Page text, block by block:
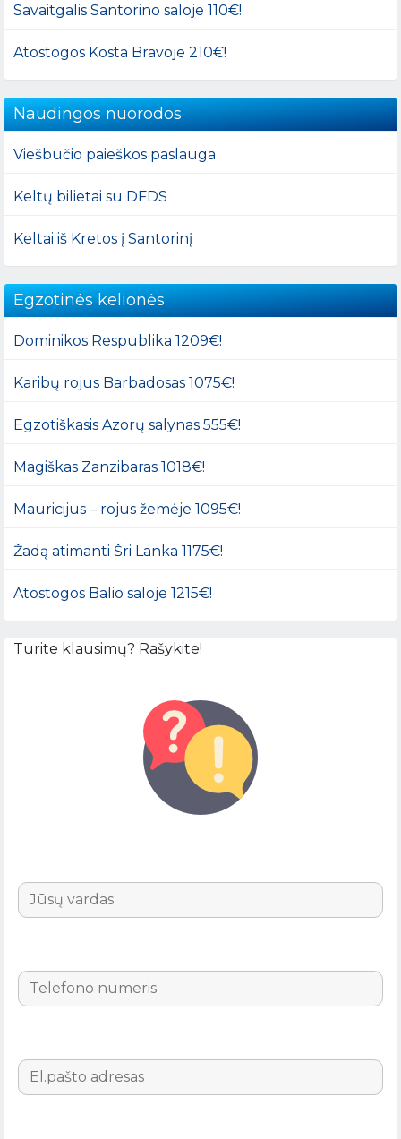
Savaitgalis Santorino saloje 110€!
Atostogos Kosta Bravoje 210€!
Naudingos nuorodos
Viešbučio paieškos paslauga
Keltų bilietai su DFDS
Keltai iš Kretos į Santorinį
Egzotinės kelionės
Dominikos Respublika 1209€!
Karibų rojus Barbadosas 1075€!
Egzotiškasis Azorų salynas 555€!
Magiškas Zanzibaras 1018€!
Mauricijus – rojus žemėje 1095€!
Žadą atimanti Šri Lanka 1175€!
Atostogos Balio saloje 1215€!
Turite klausimų? Rašykite!